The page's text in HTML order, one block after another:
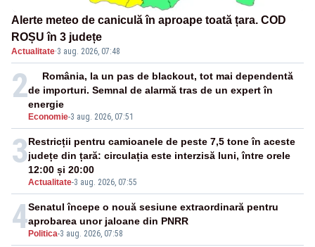
Alerte meteo de caniculă în aproape toată țara. COD
ROȘU în 3 județe
Actualitate·3 aug. 2026, 07:48
2
Economie-3 aug. 2026, 07:51
România, la un pas de blackout, tot mai dependentă
de importuri. Semnal de alarmă tras de un expert în
energie
3
Actualitate-3 aug. 2026, 07:55
Restricții pentru camioanele de peste 7,5 tone în aceste
județe din țară: circulația este interzisă luni, între orele
12:00 și 20:00
4 Politica-3 aug. 2026, 07:58
Senatul începe o nouă sesiune extraordinară pentru
aprobarea unor jaloane din PNRR